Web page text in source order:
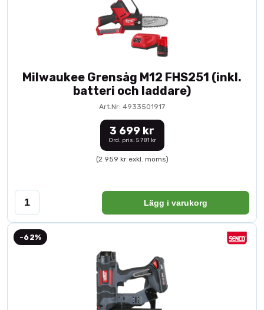
Milwaukee Grensåg M12 FHS251 (inkl.
batteri och laddare)
Art.Nr: 4933501917
3 699 kr
Ord. pris: 5 781 kr
(2 959 kr exkl. moms)
Lägg i varukorg
-62%